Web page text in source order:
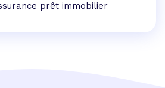
prêt immobilier